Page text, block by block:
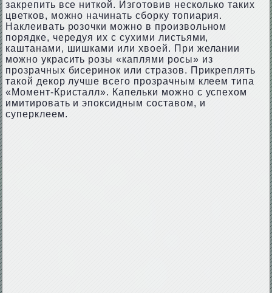
закрепить все ниткой. Изготовив несколько таких
цветков, можно начинать сборку топиария.
Наклеивать розочки можно в произвольном
порядке, чередуя их с сухими листьями,
каштанами, шишками или хвоей. При желании
можно украсить розы «каплями росы» из
прозрачных бисеринок или стразов. Прикреплять
такой декор лучше всего прозрачным клеем типа
«Момент-Кристалл». Капельки можно с успехом
имитировать и эпоксидным составом, и
суперклеем.